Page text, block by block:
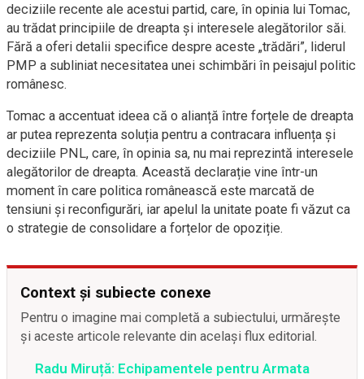
deciziile recente ale acestui partid, care, în opinia lui Tomac,
au trădat principiile de dreapta și interesele alegătorilor săi.
Fără a oferi detalii specifice despre aceste „trădări”, liderul
PMP a subliniat necesitatea unei schimbări în peisajul politic
românesc.
Tomac a accentuat ideea că o alianță între forțele de dreapta
ar putea reprezenta soluția pentru a contracara influența și
deciziile PNL, care, în opinia sa, nu mai reprezintă interesele
alegătorilor de dreapta. Această declarație vine într-un
moment în care politica românească este marcată de
tensiuni și reconfigurări, iar apelul la unitate poate fi văzut ca
o strategie de consolidare a forțelor de opoziție.
Context și subiecte conexe
Pentru o imagine mai completă a subiectului, urmărește
și aceste articole relevante din același flux editorial.
Radu Miruță: Echipamentele pentru Armata